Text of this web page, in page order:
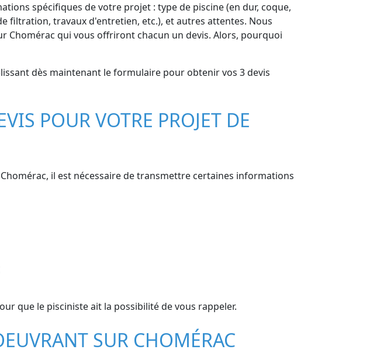
spécifiques de votre projet : type de piscine (en dur, coque,
filtration, travaux d'entretien, etc.), et autres attentes. Nous
Chomérac qui vous offriront chacun un devis. Alors, pourquoi
dès maintenant le formulaire pour obtenir vos 3 devis
POUR VOTRE PROJET DE
il est nécessaire de transmettre certaines informations
que le pisciniste ait la possibilité de vous rappeler.
SUR CHOMÉRAC